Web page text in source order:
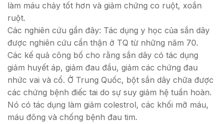
làm máu chảy tốt hơn và giảm chứng co ruột, xoắn
ruột.
Các nghiên cứu gần đây: Tác dụng y học của sắn dây
được nghiên cứu cẩn thận ở TQ từ những năm 70.
Các kế quả công bố cho rằng sắn dây có tác dụng
giảm huyết áp, giảm đau đầu, giảm các chứng đau
nhức vai và cổ. Ở Trung Quốc, bột sắn dây chữa được
các chứng bệnh điếc tai do sự suy giảm hệ tuần hoàn.
Nó có tác dụng làm giảm colestrol, các khối mỡ máu,
máu đông và chống bệnh đau tim.